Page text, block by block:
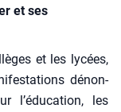
et ses
et les lycées,
dénon­
l’é­du­ca­tion, les